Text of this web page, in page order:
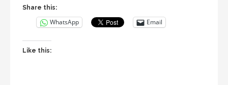
Share this:
WhatsApp Email
Like this: